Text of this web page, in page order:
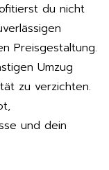
du nicht
Preisgestaltung.
Umzug
zu verzichten.
und dein